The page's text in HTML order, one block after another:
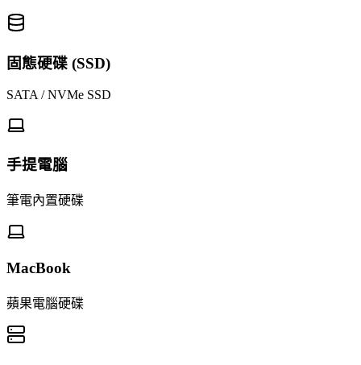
固態硬碟 (SSD)
SATA / NVMe SSD
手提電腦
筆電內置硬碟
MacBook
蘋果電腦硬碟